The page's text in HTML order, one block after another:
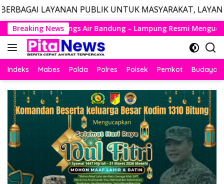
PUBLIK UNTUK MASYARAKAT, LAYANAN DARURAT
Langsung
ke
konten
Breaking News
– Lampung Resmi Mengudara, Husein Kembali Layani Rute
Indeks Mabes Polda Polres Polsek Pemkot Budaya